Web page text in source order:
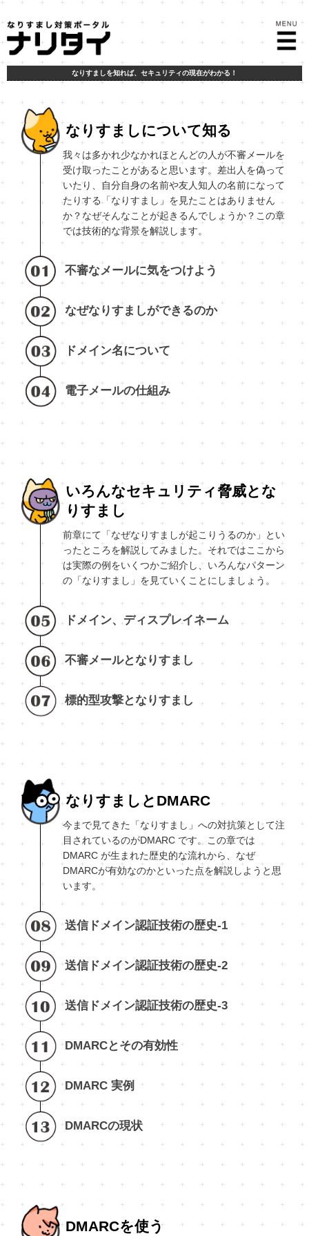
なりすましを知れば、 セキュリティの現在がわかる！
なりすまし対策ポータル ナリタイ
なりすましについて知る
我々は多かれ少なかれほとんどの人が不審メールを
受け取ったことがあると思います。差出人を偽って
いたり、自分自身の名前や友人知人の名前になって
たりする「なりすまし」を見たことはありません
か？なぜそんなことが起きるんでしょうか？この章
では技術的な背景を解説します。
不審なメールに気をつけよう
なぜなりすましができるのか
ドメイン名について
電子メールの仕組み
いろんなセキュリティ脅威とな
りすまし
前章にて「なぜなりすましが起こりうるのか」とい
ったところを解説してみました。それではここから
は実際の例をいくつかご紹介し、いろんなパターン
の「なりすまし」を見ていくことにしましょう。
ドメイン、ディスプレイネーム
不審メールとなりすまし
標的型攻撃となりすまし
なりすましとDMARC
今まで見てきた「なりすまし」への対抗策として注
目されているのがDMARC です。この章では
DMARC が生まれた歴史的な流れから、なぜ
DMARCが有効なのかといった点を解説しようと思
います。
送信ドメイン認証技術の歴史-1
送信ドメイン認証技術の歴史-2
送信ドメイン認証技術の歴史-3
DMARCとその有効性
DMARC 実例
DMARCの現状
DMARCを使う